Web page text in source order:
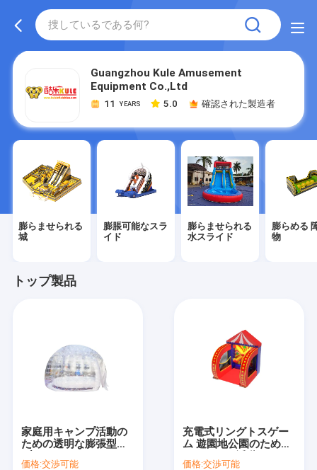
Guangzhou Kule Amusement
Equipment Co.,Ltd
11 YEARS 5.0 確認された製造者
膨らませられる
城
膨脹可能なスラ
イド
膨らませられる
水スライド
膨らめる
物
トップ製品
家庭用キャンプ活動の
ための透明な膨張型バ
価格:交渉可能
充電式リングトスゲー
ム 遊園地公園のための
価格:交渉可能